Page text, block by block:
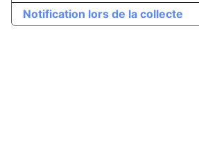
Notification lors de la collecte